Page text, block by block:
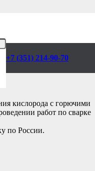
+7 (351) 214-90-70
М12×1 4 м
кислорода с горючими
работ по сварке
по России.